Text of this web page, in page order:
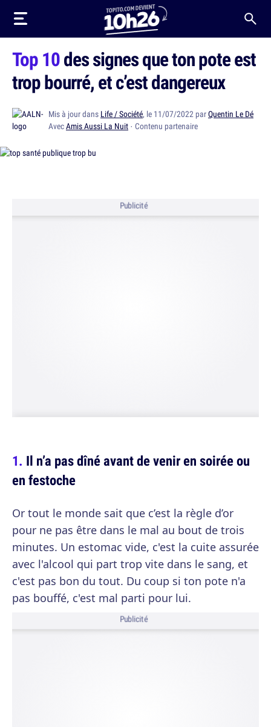
Top 10des signes que ton pote est
trop bourré, et c’est dangereux
Mis à jour dans Life / Société, le 11/07/2022 parQuentin Le Dé
AvecAmis Aussi La Nuit · Contenu partenaire
Publicité
Il n’a pas dîné avant de venir en soirée ou
en festoche
Or tout le monde sait que c’est la règle d’or
pour ne pas être dans le mal au bout de trois
minutes. Un estomac vide, c'est la cuite assurée
avec l'alcool qui part trop vite dans le sang, et
c'est pas bon du tout. Du coup si ton pote n'a
pas bouffé, c'est mal parti pour lui.
Publicité